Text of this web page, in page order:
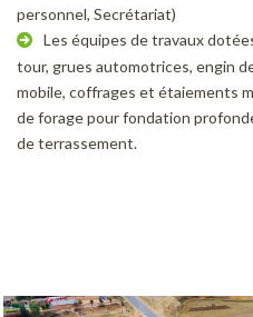
personnel, Secrétariat)
Les équipes de travaux
tour, grues automotrices, engin
mobile, coffrages et étaiements
de forage pour fondation
de terrassement.